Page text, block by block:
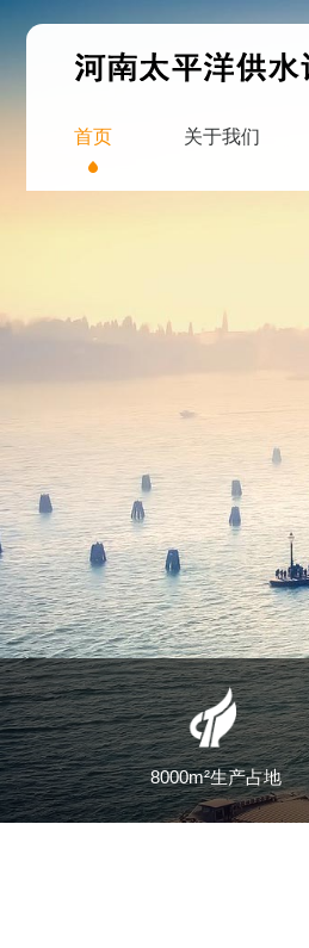
首页 关于我们
8000m²生产占地